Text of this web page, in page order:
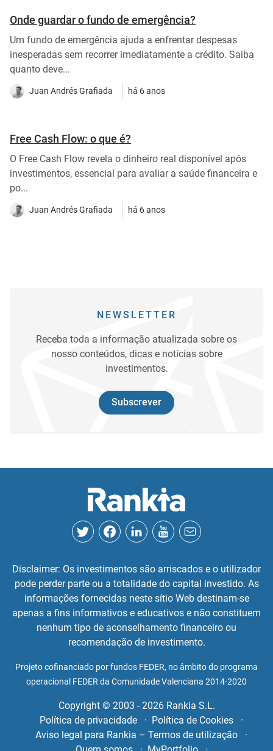
Onde guardar o fundo de emergência?
Um fundo de emergência ajuda a enfrentar despesas
inesperadas sem recorrer imediatamente a crédito. Saiba
quanto deve...
Juan Andrés Grafiada há 6 anos
Free Cash Flow: o que é?
O Free Cash Flow revela o dinheiro real disponível após
investimentos, essencial para avaliar a saúde financeira e
po...
Juan Andrés Grafiada há 6 anos
NEWSLETTER
Receba toda a informação atualizada sobre os
nosso conteúdos, dicas e notícias sobre
investimentos.
Subscrever
Disclaimer: Os investimentos são arriscados e o utilizador
pode perder parte ou a totalidade do capital investido. As
informações fornecidas neste sítio Web destinam-se
apenas a fins informativos e educativos e não constituem
nenhum tipo de aconselhamento financeiro ou
recomendação de investimento.
Projeto cofinanciado por fundos FEDER, no âmbito do programa
operacional FEDER da Comunidade Valenciana 2014-2020
Copyright © 2003 - 2026 Rankia S.L.
Política de privacidade
Política de Cookies
Aviso legal para Rankia – Termos de utilização